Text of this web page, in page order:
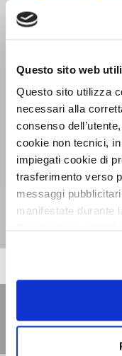
Questo sito web
Questo sito utilizza
necessari alla
consenso
cookie non tecnici,
impiegati cookie di
trasferimento verso
messaggi
manifestate durante
scelte privacy sui
dell’informativa
Chiudendo il banner
dei soli cookie
il tuo consenso alla
Il ricamo
Sigrún Pálsdóttir